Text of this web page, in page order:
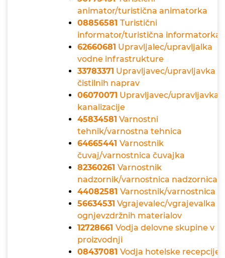
animator/turistična animatorka
08856581 Turistični
informator/turistična informatorka
62660681 Upravljalec/upravljalka
vodne infrastrukture
33783371 Upravljavec/upravljavka
čistilnih naprav
06070071 Upravljavec/upravljavka
kanalizacije
45834581 Varnostni
tehnik/varnostna tehnica
64665441 Varnostnik
čuvaj/varnostnica čuvajka
82360261 Varnostnik
nadzornik/varnostnica nadzornica
44082581 Varnostnik/varnostnica
56634531 Vgrajevalec/vgrajevalka
ognjevzdržnih materialov
12728661 Vodja delovne skupine v
proizvodnji
08437081 Vodja hotelske recepcije